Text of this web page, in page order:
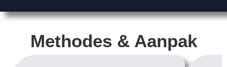
Methodes & Aanpak